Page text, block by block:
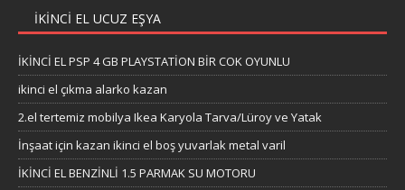
Dolap
rı en
fiyat